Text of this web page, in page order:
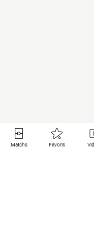
Matchs Favoris